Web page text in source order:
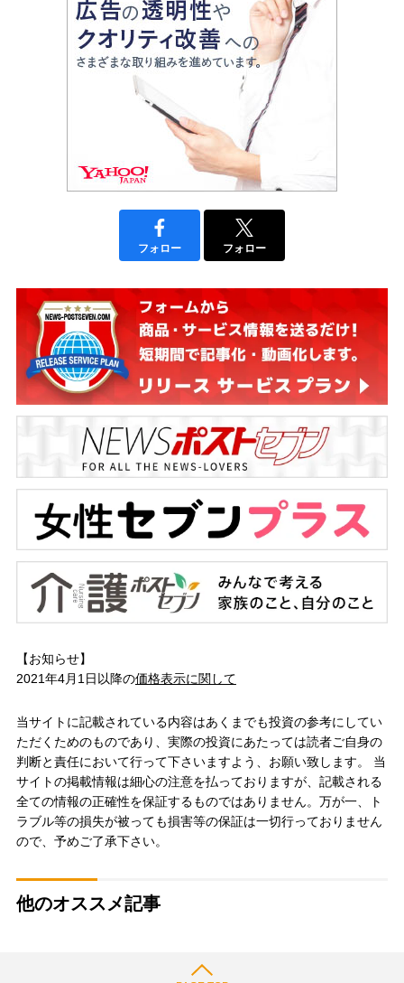
フォロー フォロー
【お知らせ】
2021年4月1日以降の価格表示に関して
当サイトに記載されている内容はあくまでも投資の参考にしてい
ただくためのものであり、実際の投資にあたっては読者ご自身の
判断と責任において行って下さいますよう、お願い致します。 当
サイトの掲載情報は細心の注意を払っておりますが、記載される
全ての情報の正確性を保証するものではありません。万が一、ト
ラブル等の損失が被っても損害等の保証は一切行っておりません
ので、予めご了承下さい。
他のオススメ記事